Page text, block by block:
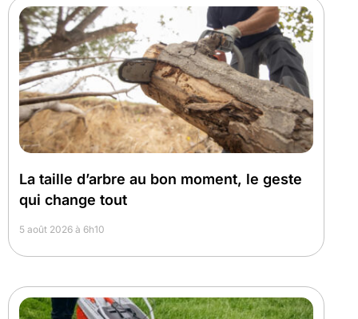
La taille d’arbre au bon moment, le geste
qui change tout
5 août 2026 à 6h10